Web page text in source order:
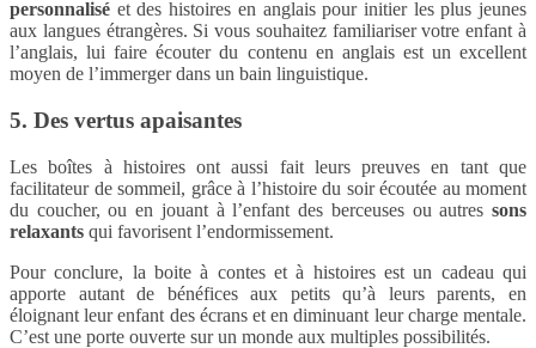
personnalisé et des histoires en anglais pour initier les plus jeunes
aux langues étrangères. Si vous souhaitez familiariser votre enfant à
l’anglais, lui faire écouter du contenu en anglais est un excellent
moyen de l’immerger dans un bain linguistique.
5. Des vertus apaisantes
Les boîtes à histoires ont aussi fait leurs preuves en tant que
facilitateur de sommeil, grâce à l’histoire du soir écoutée au moment
du coucher, ou en jouant à l’enfant des berceuses ou autres sons
relaxants qui favorisent l’endormissement.
Pour conclure, la boite à contes et à histoires est un cadeau qui
apporte autant de bénéfices aux petits qu’à leurs parents, en
éloignant leur enfant des écrans et en diminuant leur charge mentale.
C’est une porte ouverte sur un monde aux multiples possibilités.